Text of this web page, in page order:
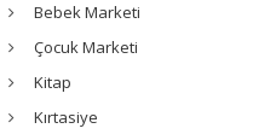
Bebek Marketi
Çocuk Marketi
Kitap
Kırtasiye